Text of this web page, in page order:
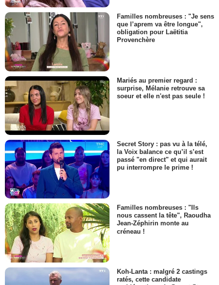
Familles nombreuses : "Je sens
que l’aprem va être longue",
obligation pour Laëtitia
Provenchère
Mariés au premier regard :
surprise, Mélanie retrouve sa
soeur et elle n'est pas seule !
Secret Story : pas vu à la télé,
la Voix balance ce qu’il s’est
passé "en direct" et qui aurait
pu interrompre le prime !
Familles nombreuses : "Ils
nous cassent la tête", Raoudha
Jean-Zéphirin monte au
créneau !
Koh-Lanta : malgré 2 castings
ratés, cette candidate